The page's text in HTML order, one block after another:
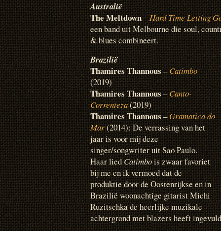
Australië
The Meltdown–Hard Time Letting
een band uit Melbourne die soul,
& blues combineert.
Brazilië
Thamires Thannous–Catimbo
(2019)
Thamires Thannous–Canto-
Correnteza(2019)
Thamires Thannous–Gramatica do
Mar(2014): De verrassing van het
jaar is voor mij deze
singer/songwriter uit Sao Paulo.
Haar liedCatimbois zwaar favoriet
bij me en ik vermoed dat de
produktie door de Oostenrijkse en in
Brazilië woonachtige gitarist Michi
Ruzitschka de heerlijke muzikale
achtergrond met blazers heeft